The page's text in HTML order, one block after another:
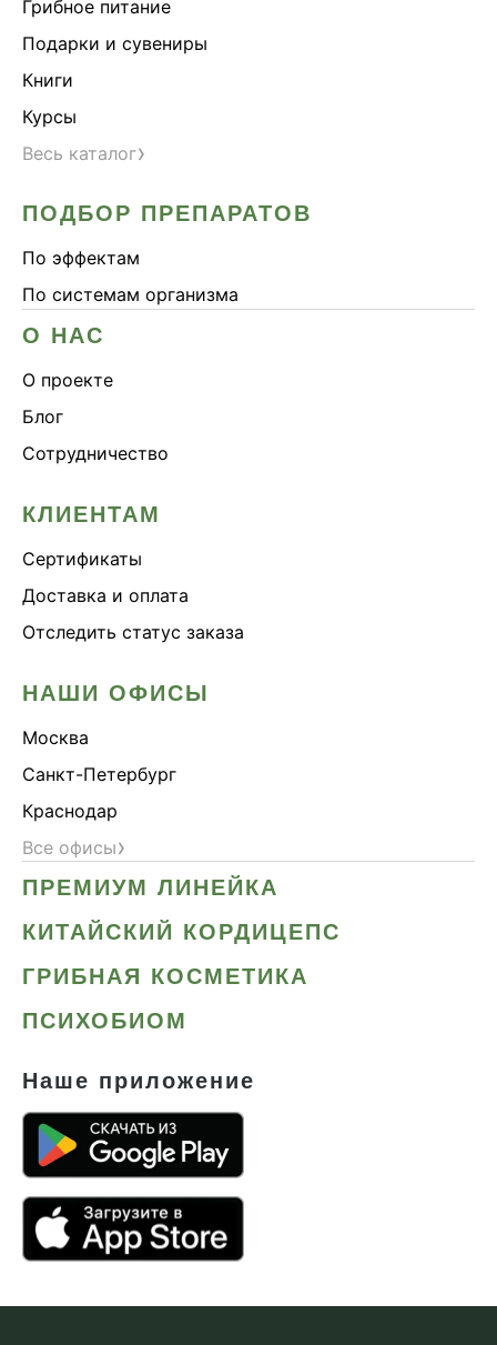
Грибное питание
Подарки и сувениры
Книги
Курсы
Весь каталог›
ПОДБОР ПРЕПАРАТОВ
По эффектам
По системам организма
О НАС
О проекте
Блог
Сотрудничество
КЛИЕНТАМ
Сертификаты
Доставка и оплата
Отследить статус заказа
НАШИ ОФИСЫ
Москва
Санкт-Петербург
Краснодар
Все офисы›
ПРЕМИУМ ЛИНЕЙКА
КИТАЙСКИЙ КОРДИЦЕПС
ГРИБНАЯ КОСМЕТИКА
ПСИХОБИОМ
Наше приложение